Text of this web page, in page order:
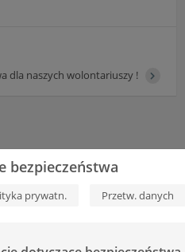
dla naszych wolontariuszy !
bezpieczeństwa
prywatn. Przetw. danych